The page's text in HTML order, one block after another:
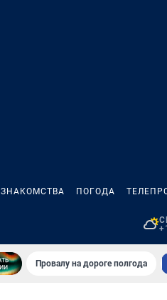
ЗНАКОМСТВА ПОГОДА
Провалу на дороге полгода